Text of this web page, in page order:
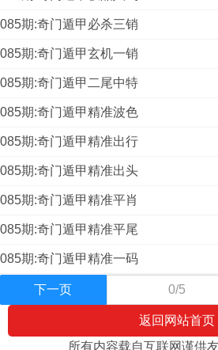
085期:奇门遁甲必杀三销
085期:奇门遁甲玄机一销
085期:奇门遁甲二尾中特
085期:奇门遁甲精准波色
085期:奇门遁甲精准出行
085期:奇门遁甲精准出头
085期:奇门遁甲精准平肖
085期:奇门遁甲精准平尾
085期:奇门遁甲精准一码
下一页 0/5
返回网站首页
所有内容载自互联网谨供